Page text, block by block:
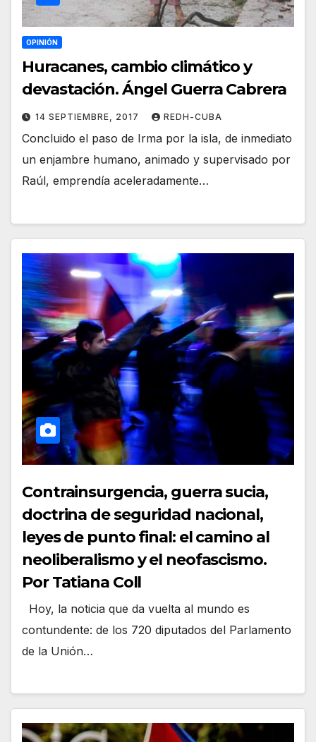
OPINIÓN
Huracanes, cambio climático y
devastación. Ángel Guerra Cabrera
14 SEPTIEMBRE, 2017 REDH-CUBA
Concluido el paso de Irma por la isla, de inmediato
un enjambre humano, animado y supervisado por
Raúl, emprendía aceleradamente…
Contrainsurgencia, guerra sucia,
doctrina de seguridad nacional,
leyes de punto final: el camino al
neoliberalismo y el neofascismo.
Por Tatiana Coll
Hoy, la noticia que da vuelta al mundo es
contundente: de los 720 diputados del Parlamento
de la Unión…